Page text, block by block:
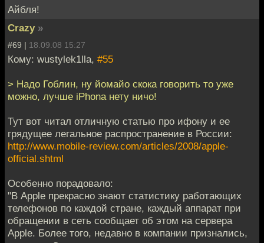
Айбля!
Crazy »
#69 | 18.09.08 15:27
Кому: wustylek1lla, #55
> Надо Гоблин, ну йомайо скока говорить то уже
можно, лучше iPhona нету ничо!
Тут вот читал отличную статью про ифону и ее
грядущее легальное распространение в России:
http://www.mobile-review.com/articles/2008/apple-
official.shtml
Особенно порадовало:
"В Apple прекрасно знают статистику работающих
телефонов по каждой стране, каждый аппарат при
обращении в сеть сообщает об этом на сервера
Apple. Более того, недавно в компании признались,